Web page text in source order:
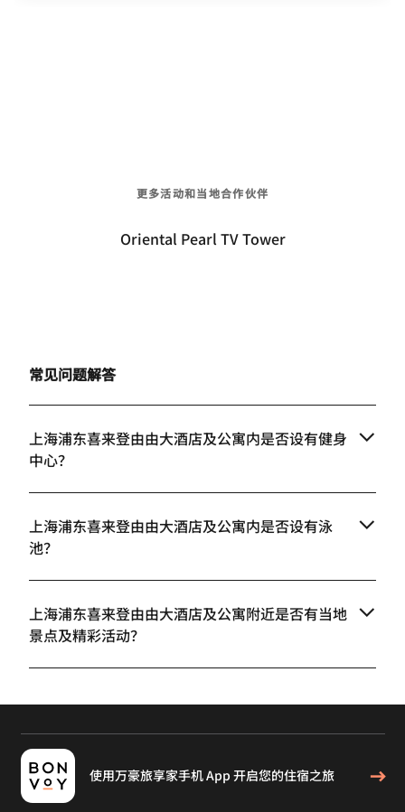
更多活动和当地合作伙伴
Oriental Pearl TV Tower
常见问题解答
上海浦东喜来登由由大酒店及公寓内是否设有健身
中心？
上海浦东喜来登由由大酒店及公寓内是否设有泳
池？
上海浦东喜来登由由大酒店及公寓附近是否有当地
景点及精彩活动？
使用万豪旅享家手机 App 开启您的住宿之旅